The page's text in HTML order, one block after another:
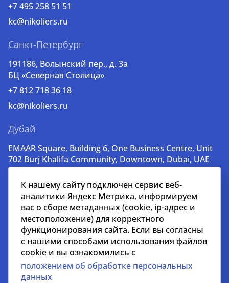
+7 495 258 51 51
kc@nikoliers.ru
Санкт-Петербург
191186, Волынский пер., д. 3a
БЦ «Северная Столица»
+7 812 718 36 18
kc@nikoliers.ru
Дубай
EMAAR Square, Building 6, One Business Centre, Unit
702 Burj Khalifa Community, Downtown, Dubai, UAE
lead@nikoliers-global.com
© nikoliers.ru 1994 - 2026
Все права защищены
Информация, представленная на странице, носит
информативный характер и не является
распространителем рекламных материалов
К нашему сайту подключен сервис веб-
аналитики Яндекс Метрика, информируем
вас о сборе метаданных (cookie, ip-адрес и
местоположение) для корректного
функционирования сайта. Если вы согласны
с нашими способами использования файлов
cookie и вы ознакомились с
положением об обработке персональных
данных